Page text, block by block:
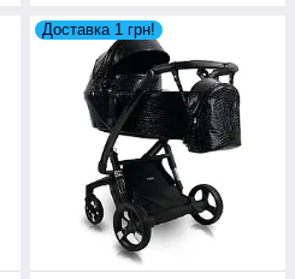
Доставка 1 грн!